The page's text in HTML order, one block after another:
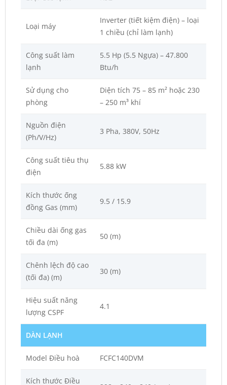
Loại máy
Inverter (tiết kiệm điện) – loại
1 chiều (chỉ làm lạnh)
Công suất làm
lạnh
5.5 Hp (5.5 Ngựa) – 47.800
Btu/h
Sử dụng cho
phòng
Diện tích 75 – 85 m² hoặc 230
– 250 m³ khí
Nguồn điện
(Ph/V/Hz)
3 Pha, 380V, 50Hz
Công suất tiêu thụ
điện
5.88 kW
Kích thước ống
đồng Gas (mm)
9.5 / 15.9
Chiều dài ống gas
tối đa (m)
50 (m)
Chênh lệch độ cao
(tối đa) (m)
30 (m)
Hiệu suất năng
lượng CSPF
4.1
DÀN LẠNH
Model Điều hoà FCFC140DVM
Kích thước Điều